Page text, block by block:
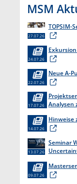
MSM
TOPSIM-
27.07.26
24.07.26
Neue A-
22.07.26
Analysen
17.07.26
Hinweise
14.07.26
Seminar
13.07.26
09.07.26